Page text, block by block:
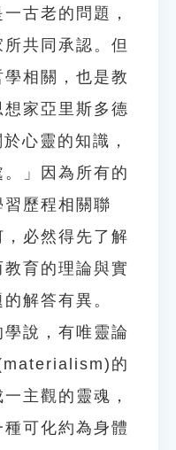
古老的問題，
共同承認。但
相關，也是教
家亞里斯多德
心靈的知識，
」因為所有的
歷程相關聯
必然得先了解
育的理論與實
解答有異。
說，有唯靈論
的
主觀的靈魂，
可化約為身體